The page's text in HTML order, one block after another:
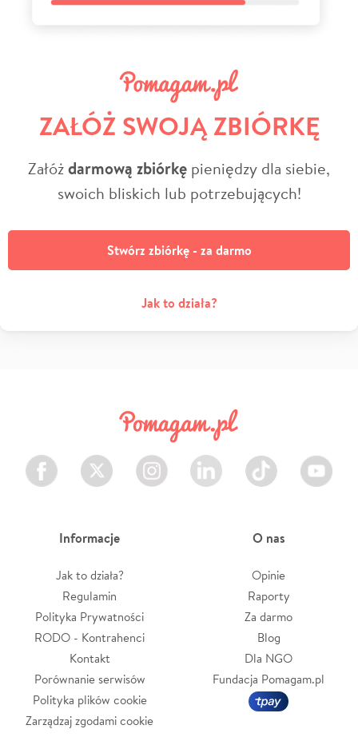
ZAŁÓŻ SWOJĄ ZBIÓRKĘ
Załóżdarmową zbiórkę pieniędzy dla siebie,
swoich bliskich lub potrzebujących!
Stwórz zbiórkę - za darmo
Jak to działa?
Facebook Twitter Instagram LinkedIn TikTok Youtube
Informacje
Jak to działa?
Regulamin
Polityka Prywatności
RODO - Kontrahenci
Kontakt
Porównanie serwisów
Polityka plików cookie
Zarządzaj zgodami cookie
O nas
Opinie
Raporty
Za darmo
Blog
Dla NGO
Fundacja Pomagam.pl